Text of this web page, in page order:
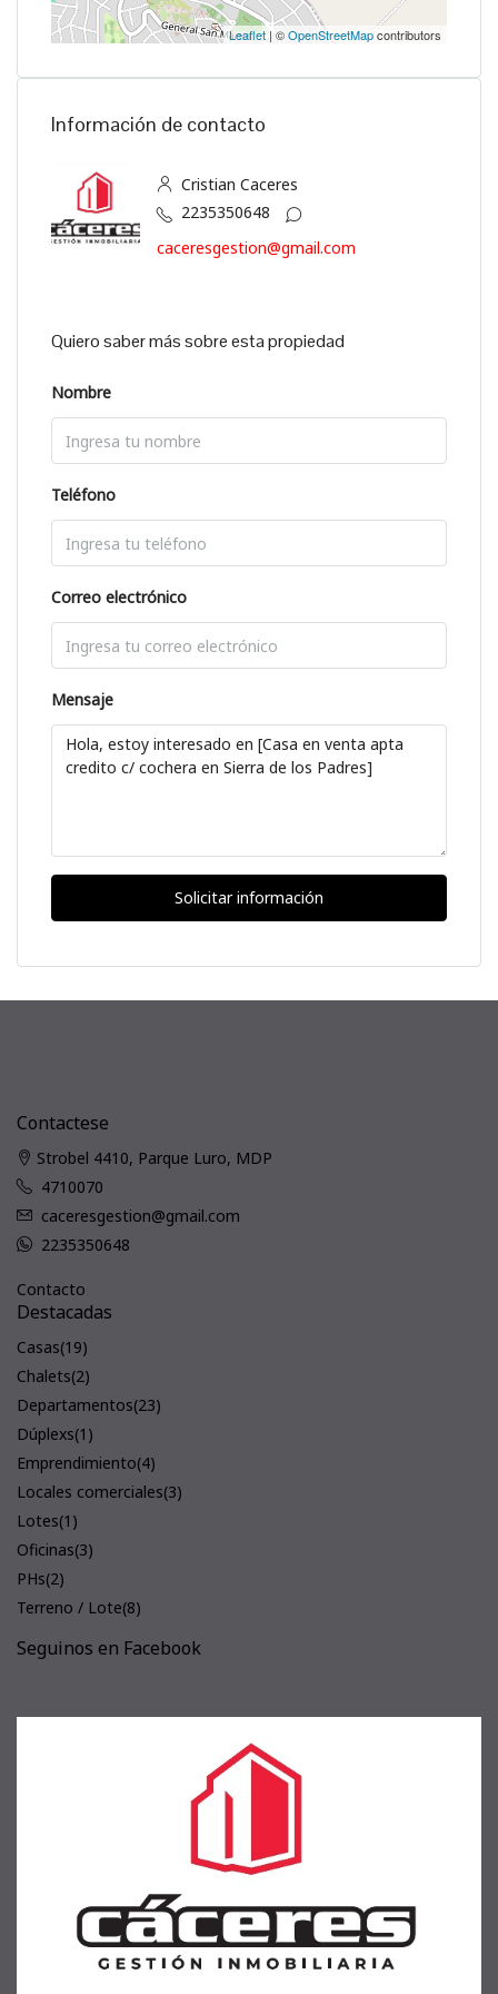
Leaflet| ©OpenStreetMapcontributors
Información de contacto
Cristian Caceres
2235350648
caceresgestion@gmail.com
Quiero saber más sobre esta propiedad
Nombre
Teléfono
Correo electrónico
Mensaje
Solicitar información
Contactese
Strobel 4410, Parque Luro, MDP
4710070
caceresgestion@gmail.com
2235350648
Contacto
Destacadas
Casas(19)
Chalets(2)
Departamentos(23)
Dúplexs(1)
Emprendimiento(4)
Locales comerciales(3)
Lotes(1)
Oficinas(3)
PHs(2)
Terreno / Lote(8)
Seguinos en Facebook